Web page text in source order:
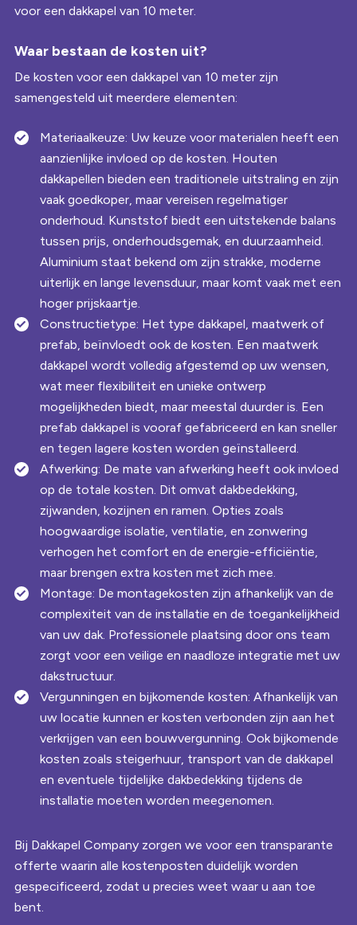
zodat u verzekerd bent van een betrouwbare en
duurzame keuze. Hoewel prefab dakkapellen minder
er genoeg aanpassingsmogelijkheden om de dakkapel aan
te passen aan uw stijl en voorkeuren. Bij een 10 meter
afwerkingen en raamstijlen, zodat de prefab dakkapel
perfect aansluit bij de esthetiek van uw woning en uw
specifieke behoeften. Dit maakt een prefab dakkapel van
10 meter een veelzijdige en praktische keuze voor elke
woning.
voor een dakkapel van 10 meter.
Waar bestaan de kosten uit?
De kosten voor een dakkapel van 10 meter zijn
samengesteld uit meerdere elementen:
Materiaalkeuze: Uw keuze voor materialen heeft een
aanzienlijke invloed op de kosten. Houten
dakkapellen bieden een traditionele uitstraling en zijn
vaak goedkoper, maar vereisen regelmatiger
onderhoud. Kunststof biedt een uitstekende balans
tussen prijs, onderhoudsgemak, en duurzaamheid.
Aluminium staat bekend om zijn strakke, moderne
uiterlijk en lange levensduur, maar komt vaak met een
hoger prijskaartje.
Constructietype: Het type dakkapel, maatwerk of
prefab, beïnvloedt ook de kosten. Een maatwerk
dakkapel wordt volledig afgestemd op uw wensen,
wat meer flexibiliteit en unieke ontwerp
mogelijkheden biedt, maar meestal duurder is. Een
prefab dakkapel is vooraf gefabriceerd en kan sneller
en tegen lagere kosten worden geïnstalleerd.
Afwerking: De mate van afwerking heeft ook invloed
op de totale kosten. Dit omvat dakbedekking,
zijwanden, kozijnen en ramen. Opties zoals
hoogwaardige isolatie, ventilatie, en zonwering
verhogen het comfort en de energie-efficiëntie,
maar brengen extra kosten met zich mee.
Montage: De montagekosten zijn afhankelijk van de
complexiteit van de installatie en de toegankelijkheid
van uw dak. Professionele plaatsing door ons team
zorgt voor een veilige en naadloze integratie met uw
dakstructuur.
Vergunningen en bijkomende kosten: Afhankelijk van
uw locatie kunnen er kosten verbonden zijn aan het
verkrijgen van een bouwvergunning. Ook bijkomende
kosten zoals steigerhuur, transport van de dakkapel
en eventuele tijdelijke dakbedekking tijdens de
installatie moeten worden meegenomen.
Bij Dakkapel Company zorgen we voor een transparante
offerte waarin alle kostenposten duidelijk worden
gespecificeerd, zodat u precies weet waar u aan toe
bent.